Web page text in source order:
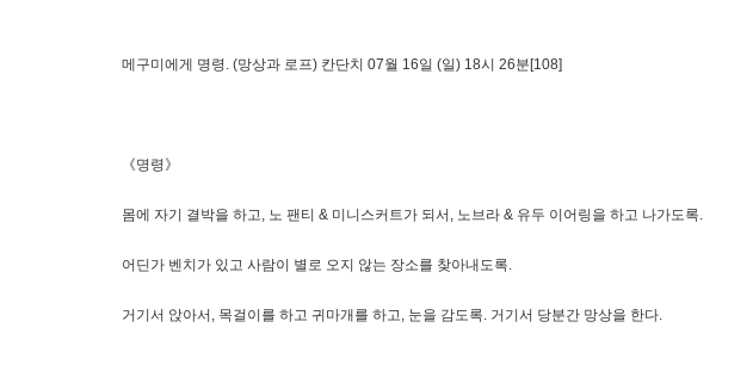
메구미에게 명령. (망상과 로프) 칸단치 07월 16일 (일) 18시 26분[108]
《명령》
몸에 자기 결박을 하고, 노 팬티 & 미니스커트가 되서, 노브라 & 유두 이어링을 하고 나가도록.
어딘가 벤치가 있고 사람이 별로 오지 않는 장소를 찾아내도록.
거기서 앉아서, 목걸이를 하고 귀마개를 하고, 눈을 감도록. 거기서 당분간 망상을 한다.